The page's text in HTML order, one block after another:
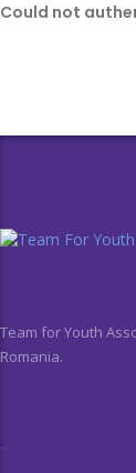
Could not
Team for Youth
Romania.